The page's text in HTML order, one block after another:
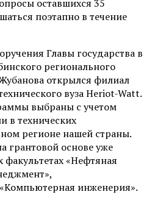
оставшихся 35
поэтапно в течение
Главы государства в
регионального
открылся филиал
вуза Heriot-Watt.
выбраны с учетом
в технических
регионе нашей страны.
грантовой основе уже
факультетах «Нефтяная
инженерия».